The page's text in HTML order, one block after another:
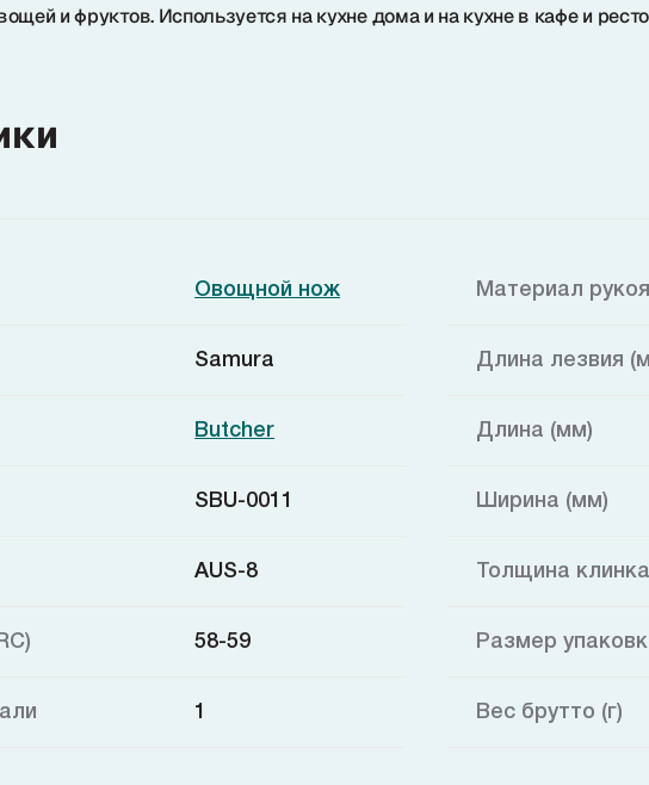
и фруктов. Используется на кухне дома и на кухне в кафе и
Овощной нож
Samura
Butcher
SBU-0011
AUS-8
58-59
1
Материал
Длина лезвия
Длина (мм)
Ширина (мм)
Толщина
Размер
Вес брутто (г)